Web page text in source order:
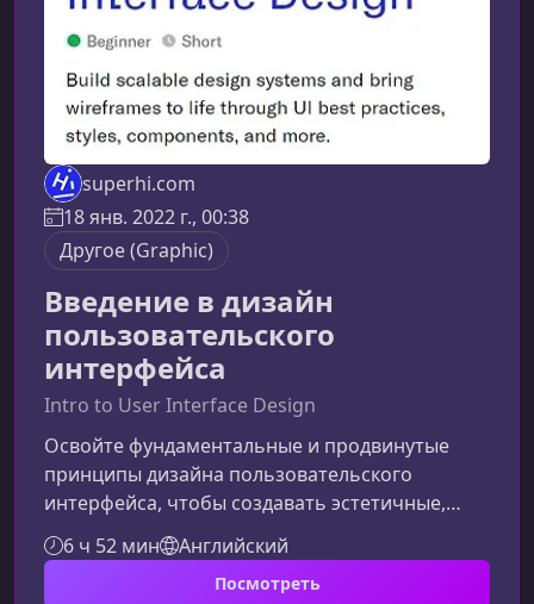
superhi.com
18 янв. 2022 г., 00:38
Другое (Graphic)
Введение в дизайн
пользовательского
интерфейса
Intro to User Interface Design
Освойте фундаментальные и продвинутые
принципы дизайна пользовательского
интерфейса, чтобы создавать эстетичные,
удобные и масштабируемые цифровые
продукты. О курсеКурс «Введение в дизайн
пользовательского интерфейса» создан для
6 ч 52 мин Английский
Посмотреть